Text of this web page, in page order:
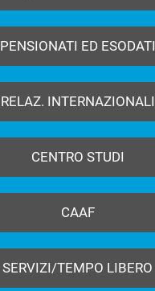
PENSIONATI ED ESODATI
RELAZ. INTERNAZIONALI
CENTRO STUDI
CAAF
SERVIZI/TEMPO LIBERO